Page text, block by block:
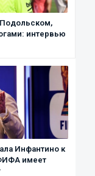
интервью
Инфантино к
имеет